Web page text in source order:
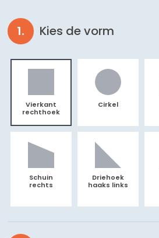
Kies de vorm
Vierkant
rechthoek
Cirkel
Schuin
rechts
Driehoek
haaks links